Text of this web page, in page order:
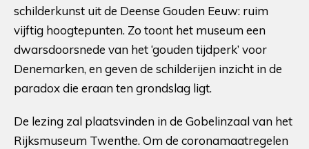
schilderkunst uit de Deense Gouden Eeuw: ruim
vijftig hoogtepunten. Zo toont het museum een
dwarsdoorsnede van het ‘gouden tijdperk’ voor
Denemarken, en geven de schilderijen inzicht in de
paradox die eraan ten grondslag ligt.
De lezing zal plaatsvinden in de Gobelinzaal van het
Rijksmuseum Twenthe. Om de coronamaatregelen